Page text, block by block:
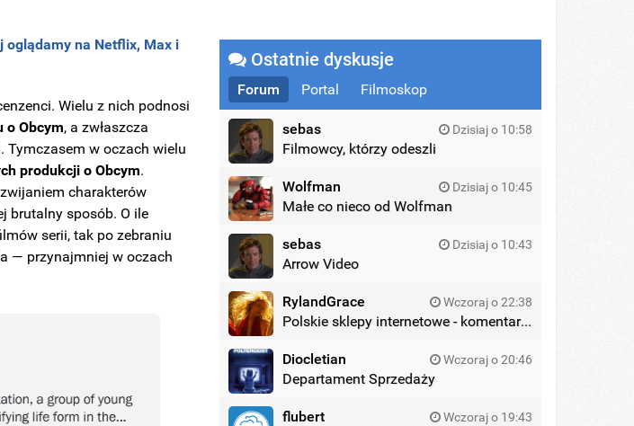
oglądamy na Netflix, Max i
Wielu z nich podnosi
o Obcym, a zwłaszcza
Tymczasem w oczach wielu
produkcji o Obcym.
charakterów
brutalny sposób. O ile
serii, tak po zebraniu
— przynajmniej w oczach
Ostatnie dyskusje
Forum Portal Filmoskop
sebas Dzisiaj o 10:58
Filmowcy, którzy odeszli
Wolfman Dzisiaj o 10:45
Małe co nieco od Wolfman
sebas Dzisiaj o 10:43
Arrow Video
RylandGrace Wczoraj o 22:38
Polskie sklepy internetowe - komentarze
Diocletian Wczoraj o 20:46
Departament Sprzedaży
flubert Wczoraj o 19:43